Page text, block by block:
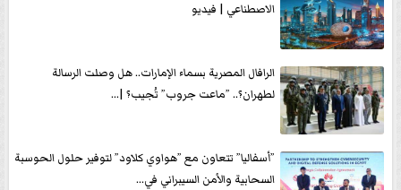
الاصطناعي | فيديو
الرافال المصرية بسماء الإمارات.. هل وصلت الرسالة
لطهران؟.. ”ماعت جروب” تُجيب؟ |...
”أسفاليا” تتعاون مع ”هواوي كلاود” لتوفير حلول الحوسبة
السحابية والأمن السيبراني في...